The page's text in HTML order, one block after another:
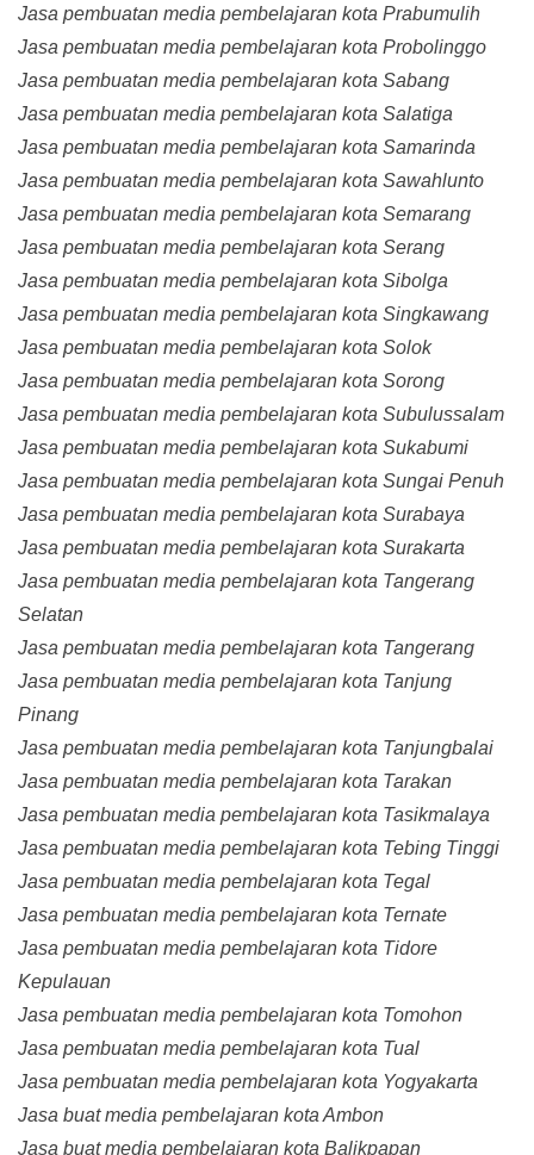
Jasa pembuatan media pembelajaran kota Prabumulih
Jasa pembuatan media pembelajaran kota Probolinggo
Jasa pembuatan media pembelajaran kota Sabang
Jasa pembuatan media pembelajaran kota Salatiga
Jasa pembuatan media pembelajaran kota Samarinda
Jasa pembuatan media pembelajaran kota Sawahlunto
Jasa pembuatan media pembelajaran kota Semarang
Jasa pembuatan media pembelajaran kota Serang
Jasa pembuatan media pembelajaran kota Sibolga
Jasa pembuatan media pembelajaran kota Singkawang
Jasa pembuatan media pembelajaran kota Solok
Jasa pembuatan media pembelajaran kota Sorong
Jasa pembuatan media pembelajaran kota Subulussalam
Jasa pembuatan media pembelajaran kota Sukabumi
Jasa pembuatan media pembelajaran kota Sungai Penuh
Jasa pembuatan media pembelajaran kota Surabaya
Jasa pembuatan media pembelajaran kota Surakarta
Jasa pembuatan media pembelajaran kota Tangerang
Selatan
Jasa pembuatan media pembelajaran kota Tangerang
Jasa pembuatan media pembelajaran kota Tanjung
Pinang
Jasa pembuatan media pembelajaran kota Tanjungbalai
Jasa pembuatan media pembelajaran kota Tarakan
Jasa pembuatan media pembelajaran kota Tasikmalaya
Jasa pembuatan media pembelajaran kota Tebing Tinggi
Jasa pembuatan media pembelajaran kota Tegal
Jasa pembuatan media pembelajaran kota Ternate
Jasa pembuatan media pembelajaran kota Tidore
Kepulauan
Jasa pembuatan media pembelajaran kota Tomohon
Jasa pembuatan media pembelajaran kota Tual
Jasa pembuatan media pembelajaran kota Yogyakarta
Jasa buat media pembelajaran kota Ambon
Jasa buat media pembelajaran kota Balikpapan